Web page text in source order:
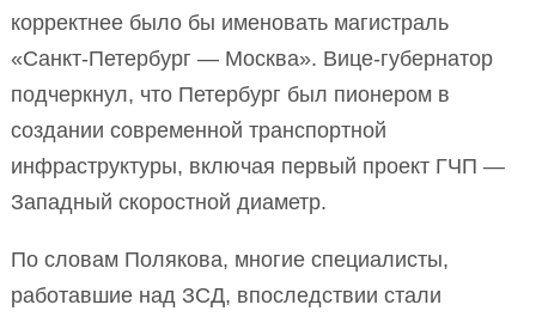
корректнее было бы именовать магистраль
«Санкт-Петербург — Москва». Вице-губернатор
подчеркнул, что Петербург был пионером в
создании современной транспортной
инфраструктуры, включая первый проект ГЧП —
Западный скоростной диаметр.
По словам Полякова, многие специалисты,
работавшие над ЗСД, впоследствии стали